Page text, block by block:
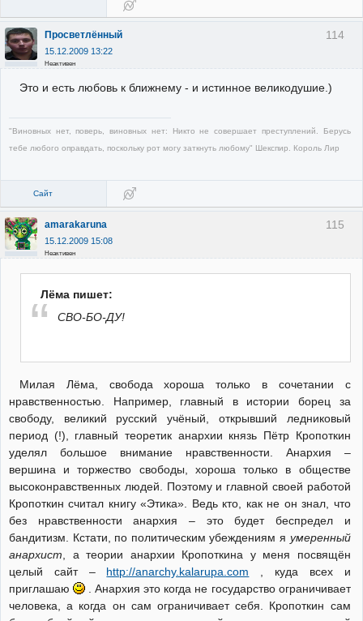
114
Просветлённый
15.12.2009 13:22
Неактивен
Это и есть любовь к ближнему - и истинное великодушие.)
"Виновных нет, поверь, виновных нет: Никто не совершает преступлений. Берусь
тебе любого оправдать, поскольку рот могу заткнуть любому" Шекспир. Король Лир
Сайт
115
amarakaruna
15.12.2009 15:08
Неактивен
Лёма пишет:
СВО-БО-ДУ!
Милая Лёма, свобода хороша только в сочетании с
нравственностью. Например, главный в истории борец за
свободу, великий русский учёный, открывший ледниковый
период (!), главный теоретик анархии князь Пётр Кропоткин
уделял большое внимание нравственности. Анархия –
вершина и торжество свободы, хороша только в обществе
высоконравственных людей. Поэтому и главной своей работой
Кропоткин считал книгу «Этика». Ведь кто, как не он знал, что
без нравственности анархия – это будет беспредел и
бандитизм. Кстати, по политическим убеждениям я умеренный
анархист , а теории анархии Кропоткина у меня посвящён
целый сайт – http://anarchy.kalarupa.com , куда всех и
приглашаю
. Анархия это когда не государство ограничивает
человека, а когда он сам ограничивает себя. Кропоткин сам